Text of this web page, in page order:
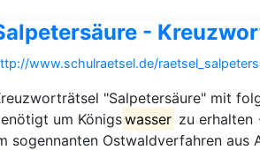
-
www.schulraetsel.de/
"Salpetersäure" mit
um Königswasser zu erhalten
sogennanten Ostwaldverfahren aus